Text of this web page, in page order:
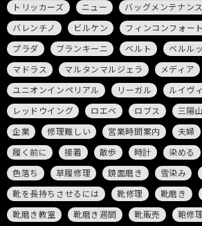
トリッカーズ
ニュー バッグメンテナンス
バレンチノ
ビルケン フィンコンフォート
プラダ
ブランキーニ ベルト ベルル
マドラス
マルタンマルジェラ
メディア
ユニオンインペリアル
リーガル ルイヴ
レッドウイング
ロエベ ロブス 三陽
企業
修理難しい 営業時間案内 夫婦
履く前に
接着 散歩 時計 染める
色落ち
草履修理 鏡面磨き 雪染み
靴を長持ちさせるには
靴修理 靴磨き
靴磨き教室
靴磨き週間 靴販売 鞄修理